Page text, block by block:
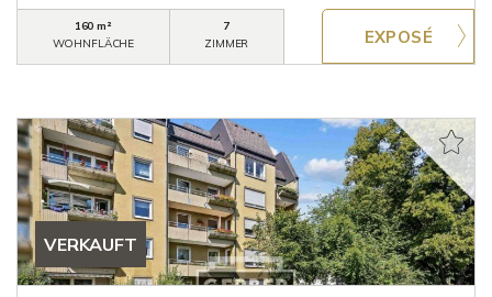
160 m²
WOHNFLÄCHE
7
ZIMMER
VERKAUFT